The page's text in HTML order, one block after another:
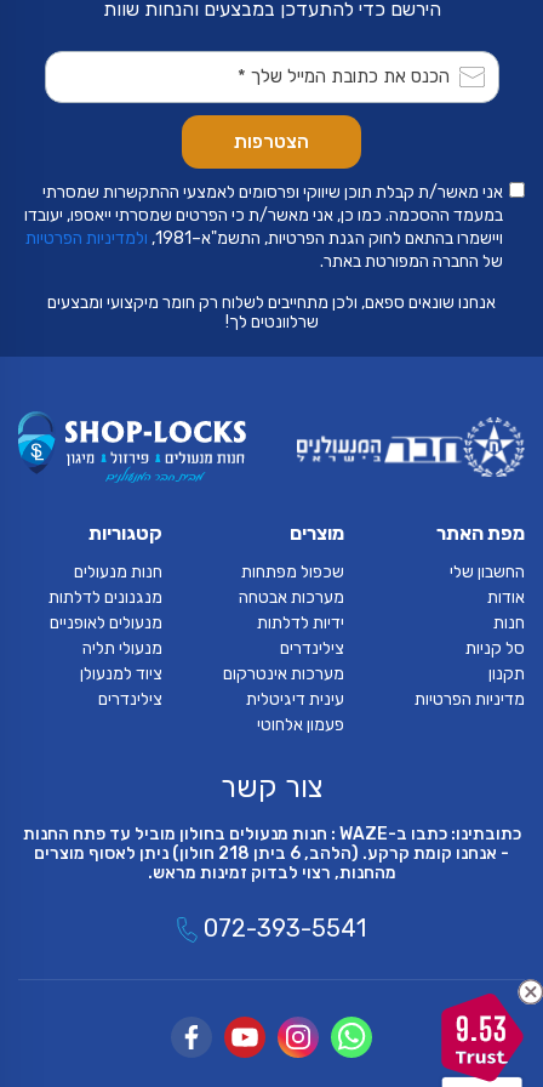
הירשם כדי להתעדכן במבצעים והנחות שוות
אני מאשר/ת קבלת תוכן שיווקי ופרסומים לאמצעי ההתקשרות שמסרתי
במעמד ההסכמה. כמו כן, אני מאשר/ת כי הפרטים שמסרתי ייאספו, יעובדו
ויישמרו בהתאם לחוק הגנת הפרטיות, התשמ"א–1981,
ולמדיניות הפרטיות
של החברה המפורטת באתר.
אנחנו שונאים ספאם, ולכן מתחייבים לשלוח רק חומר מיקצועי ומבצעים
שרלוונטים לך!
מפת האתר
החשבון שלי
אודות
חנות
סל קניות
תקנון
מדיניות הפרטיות
מוצרים
שכפול מפתחות
מערכות אבטחה
ידיות לדלתות
צילינדרים
מערכות אינטרקום
עינית דיגיטלית
פעמון אלחוטי
קטגוריות
חנות מנעולים
מנגנונים לדלתות
מנעולים לאופניים
מנעולי תליה
ציוד למנעולן
צילינדרים
צור קשר
כתובתינו: כתבו ב-WAZE : חנות מנעולים בחולון מוביל עד פתח החנות
- אנחנו קומת קרקע. (הלהב, 6 ביתן 218 חולון) ניתן לאסוף מוצרים
מהחנות, רצוי לבדוק זמינות מראש.
072-393-5541
9.53